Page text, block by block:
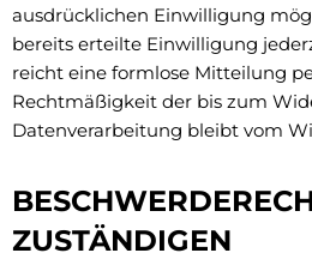
ausdrücklichen Einwilligung
bereits erteilte Einwilligung
reicht eine formlose Mitteilung
Rechtmäßigkeit der bis zum
Datenverarbeitung bleibt vom
ZUSTÄNDIGEN